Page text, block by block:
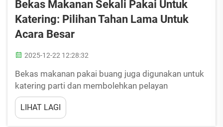
Bekas Makanan Sekali Pakai Untuk
Katering: Pilihan Tahan Lama Untuk
Acara Besar
2025-12-22 12:28:32
Bekas makanan pakai buang juga digunakan untuk
katering parti dan membolehkan pelayan
menyajikan makanan panas dengan mudah di atas
pinggan yang senang dibawa, serta memberi lebih
banyak masa kepada tetamu, berbanding
LIHAT LAGI